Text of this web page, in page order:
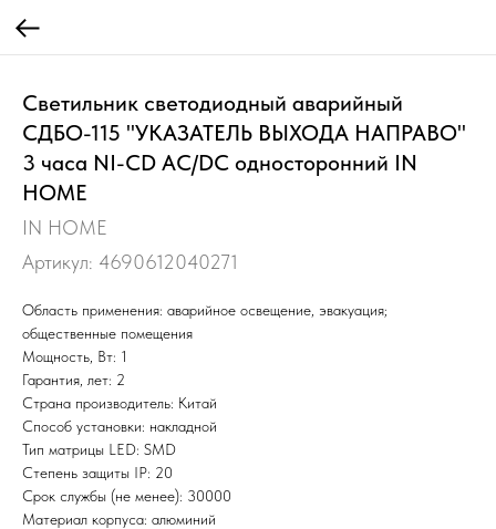
Светильник светодиодный аварийный
СДБО-115 "УКАЗАТЕЛЬ ВЫХОДА НАПРАВО"
3 часа NI-CD AC/DC односторонний IN
HOME
IN HOME
Артикул: 4690612040271
Область применения: аварийное освещение, эвакуация;
общественные помещения
Мощность, Вт: 1
Гарантия, лет: 2
Страна производитель: Китай
Способ установки: накладной
Тип матрицы LED: SMD
Степень защиты IP: 20
Срок службы (не менее): 30000
Материал корпуса: алюминий